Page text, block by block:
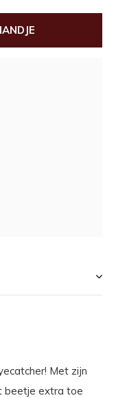
Met zijn
beetje extra toe